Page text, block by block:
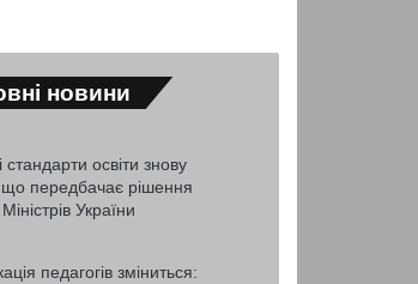
новини
стандарти освіти знову
що передбачає рішення
України
педагогів зміниться: